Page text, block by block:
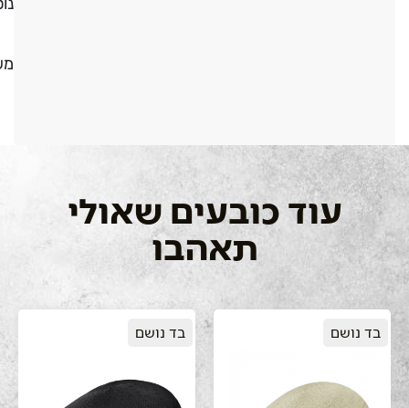
עוד כובעים שאולי
תאהבו
בד נושם בד נושם